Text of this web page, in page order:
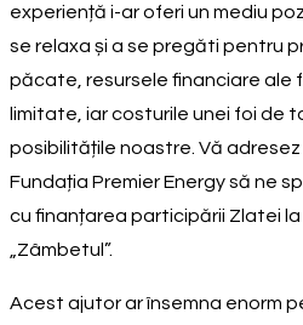
experiență i-ar oferi un mediu
se relaxa și a se pregăti pentru
păcate, resursele financiare ale
limitate, iar costurile unei foi de
posibilitățile noastre. Vă
Fundația Premier Energy să ne
cu finanțarea participării Zlatei
„Zâmbetul”.
Acest ajutor ar însemna enorm